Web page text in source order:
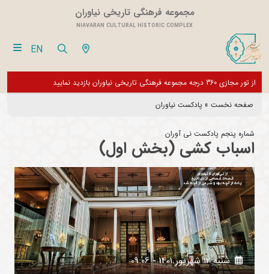
مجموعه فرهنگی تاریخی نیاوران
NIAVARAN CULTURAL HISTORIC COMPLEX
EN
از تور مجازی 360 درجه مجموعه فرهنگی تاریخی نیاوران بازدید نمایید
صفحه نخست » پادکست نیاوران
شماره پنجم پادکست نی آوران
اسباب کشی (بخش اول)
شنبه 12 شهريور 1401 - 09:06